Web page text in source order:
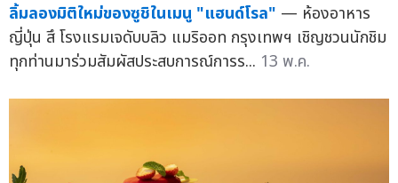
ลิ้มลองมิติใหม่ของซูชิในเมนู "แฮนด์โรล" — ห้องอาหาร
ญี่ปุ่น สึ โรงแรมเจดับบลิว แมริออท กรุงเทพฯ เชิญชวนนักชิม
ทุกท่านมาร่วมสัมผัสประสบการณ์การร... 13 พ.ค.